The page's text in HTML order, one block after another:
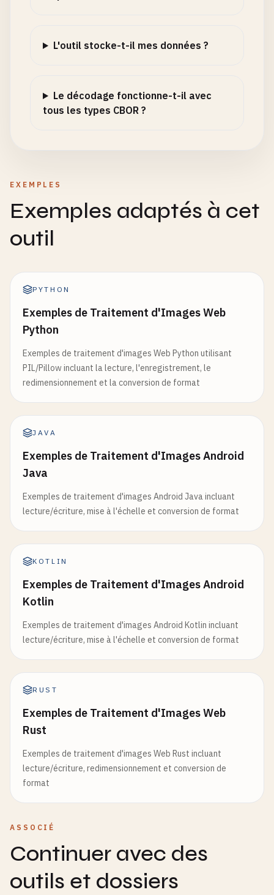
L'outil stocke-t-il mes données ?
Le décodage fonctionne-t-il avec
tous les types CBOR ?
EXEMPLES
Exemples adaptés à cet
outil
PYTHON
Exemples de Traitement d'Images Web
Python
Exemples de traitement d'images Web Python utilisant
PIL/Pillow incluant la lecture, l'enregistrement, le
redimensionnement et la conversion de format
JAVA
Exemples de Traitement d'Images Android
Java
Exemples de traitement d'images Android Java incluant
lecture/écriture, mise à l'échelle et conversion de format
KOTLIN
Exemples de Traitement d'Images Android
Kotlin
Exemples de traitement d'images Android Kotlin incluant
lecture/écriture, mise à l'échelle et conversion de format
RUST
Exemples de Traitement d'Images Web
Rust
Exemples de traitement d'images Web Rust incluant
lecture/écriture, redimensionnement et conversion de
format
ASSOCIÉ
Continuer avec des
outils et dossiers